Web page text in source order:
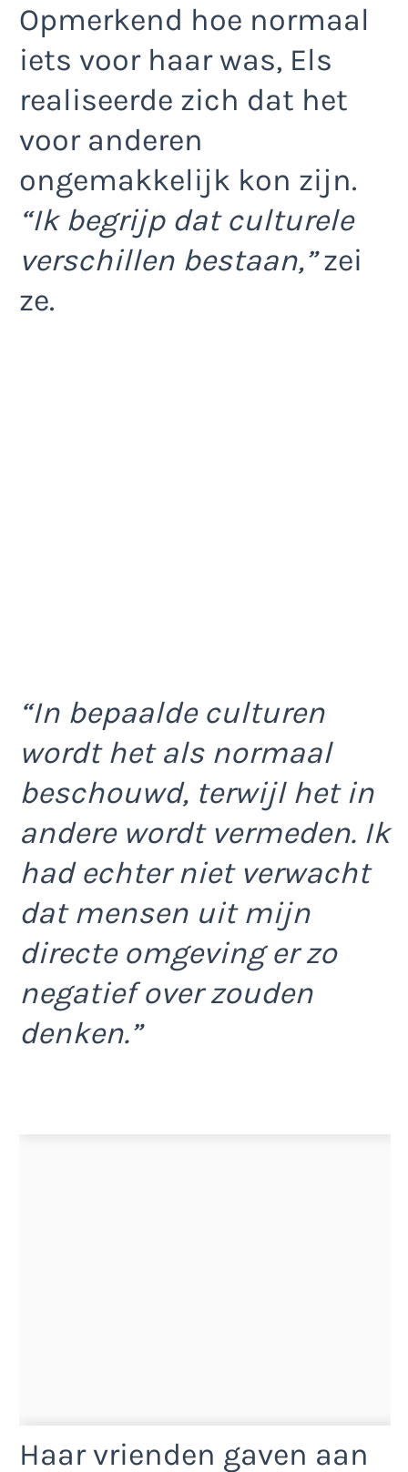
Opmerkend hoe normaal
iets voor haar was, Els
realiseerde zich dat het
voor anderen
ongemakkelijk kon zijn.
“Ik begrijp dat culturele
verschillen bestaan,”zei
ze.
“In bepaalde culturen
wordt het als normaal
beschouwd, terwijl het in
andere wordt vermeden. Ik
had echter niet verwacht
dat mensen uit mijn
directe omgeving er zo
negatief over zouden
denken.”
Haar vrienden gaven aan